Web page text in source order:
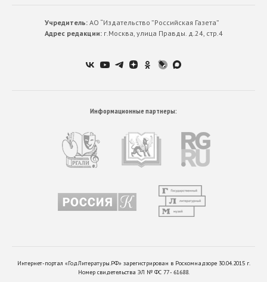
Учредитель:АО “Издательство ”Российская Газета”
Адрес редакции:г.Москва, улица Правды. д.24, стр.4
Информационные партнеры:
Интернет-портал «ГодЛитературы.РФ» зарегистрирован в Роскомнадзоре 30.04.2015 г.
Номер свидетельства ЭЛ № ФС 77 - 61688.